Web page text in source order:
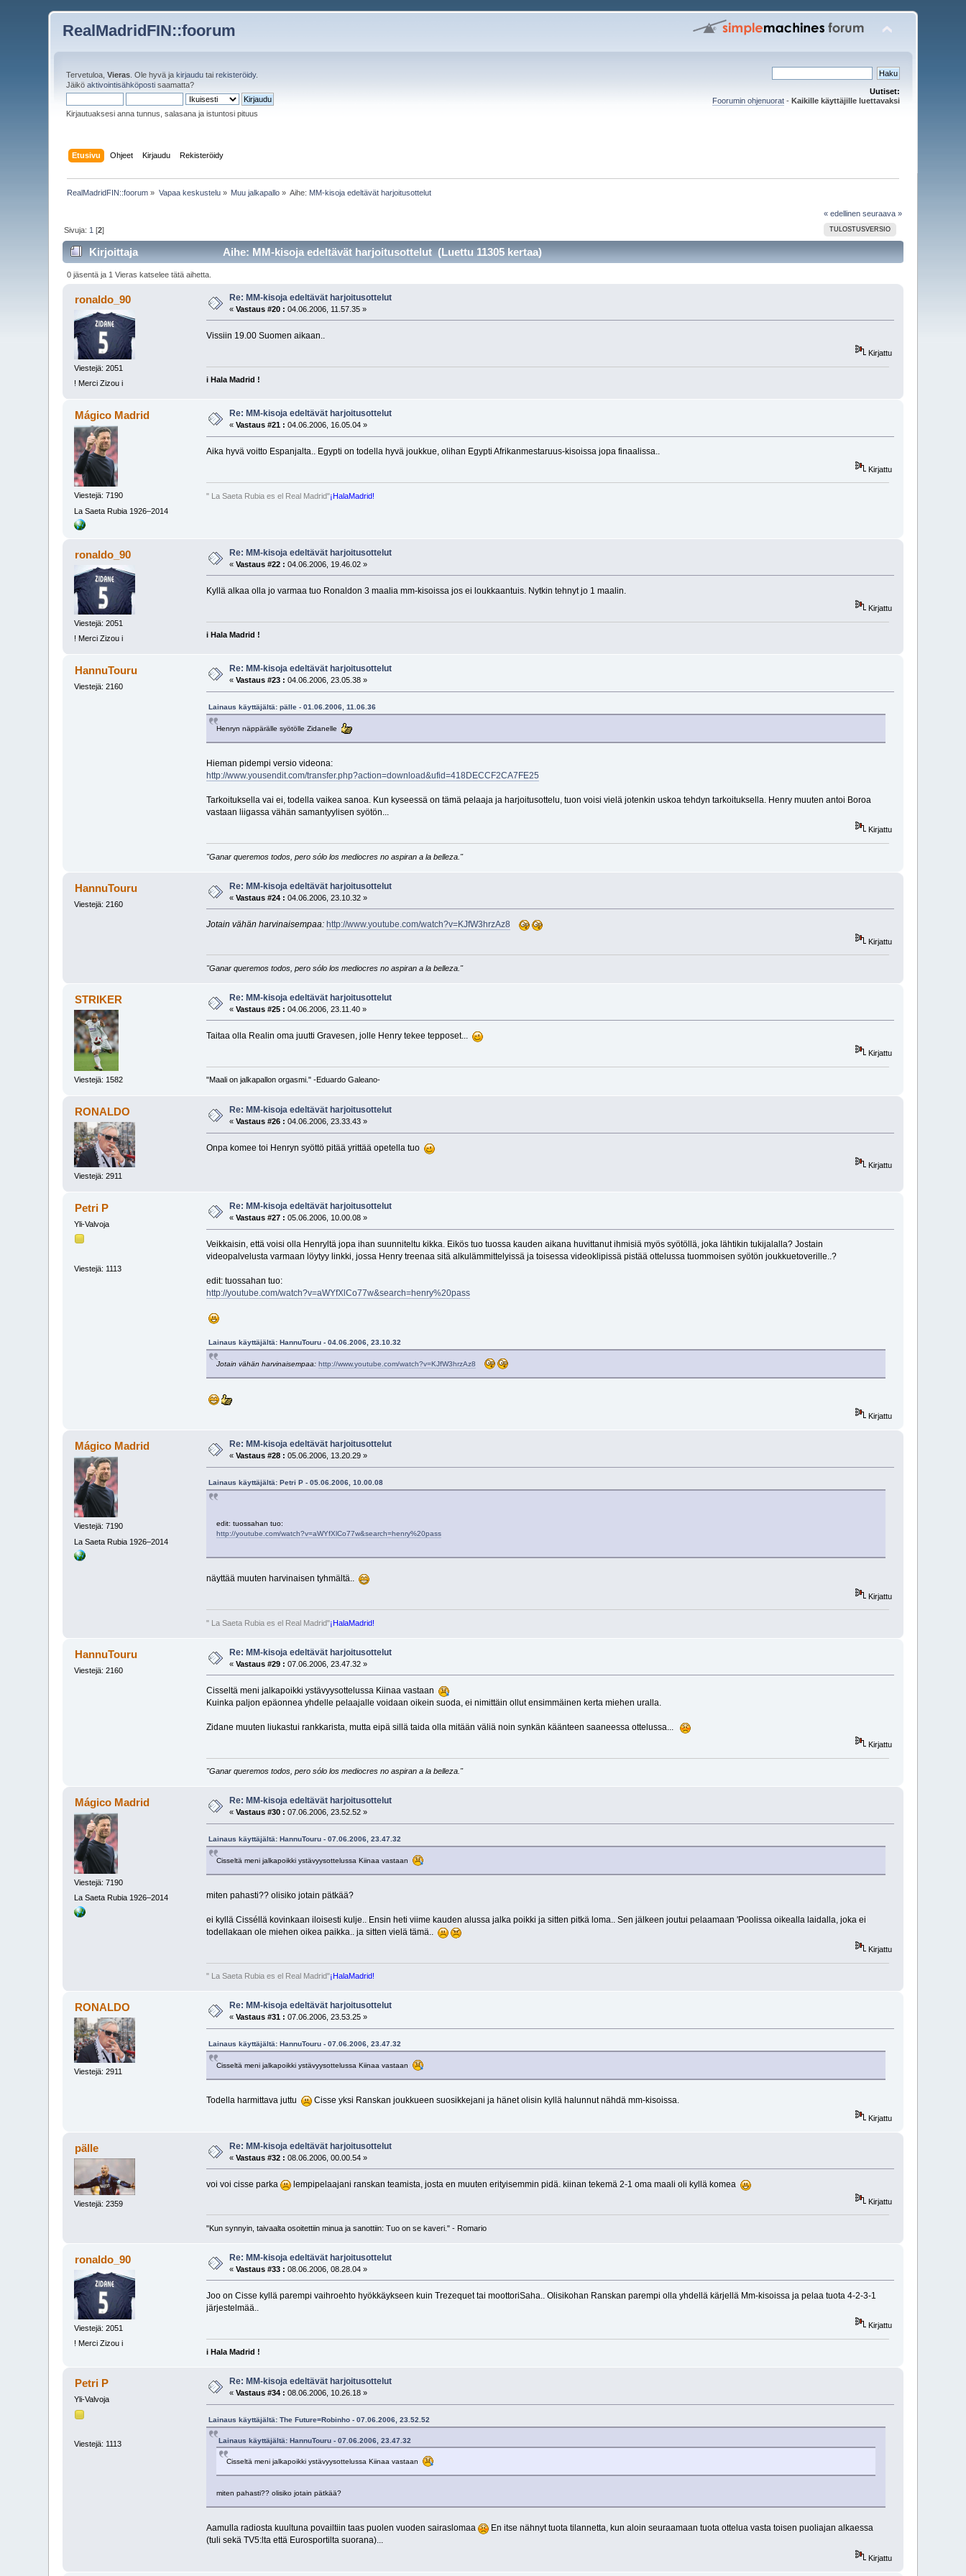
RealMadridFIN::foorum
Tervetuloa,Vieras . Ole hyvä jakirjaudu tairekisteröidy.
Jäiköaktivointisähköposti saamatta?
Kirjautuaksesi anna tunnus, salasana ja istuntosi pituus
Uutiset:
Foorumin ohjenuorat- Kaikille käyttäjille luettavaksi
Etusivu Ohjeet Kirjaudu Rekisteröidy
RealMadridFIN::foorum » Vapaa keskustelu» Muu jalkapallo » Aihe: MM-kisoja edeltävät harjoitusottelut
« edellinen seuraava »
TULOSTUSVERSIO
Sivuja: 1 [2]
Kirjoittaja Aihe: MM-kisoja edeltävät harjoitusottelut (Luettu 11305 kertaa)
0 jäsentä ja 1 Vieras katselee tätä aihetta.
ronaldo_90
Viestejä: 2051
! Merci Zizou i
Re: MM-kisoja edeltävät harjoitusottelut
«Vastaus #20 : 04.06.2006, 11.57.35 »
Vissiin 19.00 Suomen aikaan..
Kirjattu
i Hala Madrid !
Mágico Madrid
Viestejä: 7190
La Saeta Rubia 1926–2014
Re: MM-kisoja edeltävät harjoitusottelut
«Vastaus #21 : 04.06.2006, 16.05.04 »
Aika hyvä voitto Espanjalta.. Egypti on todella hyvä joukkue, olihan Egypti Afrikanmestaruus-kisoissa jopa finaalissa..
Kirjattu
" La Saeta Rubia es el Real Madrid"¡HalaMadrid!
ronaldo_90
Viestejä: 2051
! Merci Zizou i
Re: MM-kisoja edeltävät harjoitusottelut
«Vastaus #22 : 04.06.2006, 19.46.02 »
Kyllä alkaa olla jo varmaa tuo Ronaldon 3 maalia mm-kisoissa jos ei loukkaantuis. Nytkin tehnyt jo 1 maalin.
Kirjattu
i Hala Madrid !
HannuTouru
Viestejä: 2160
Re: MM-kisoja edeltävät harjoitusottelut
«Vastaus #23 : 04.06.2006, 23.05.38 »
Lainaus käyttäjältä: pälle - 01.06.2006, 11.06.36
Henryn näppärälle syötölle Zidanelle
Hieman pidempi versio videona:
http://www.yousendit.com/transfer.php?action=download&ufid=418DECCF2CA7FE25
Tarkoituksella vai ei, todella vaikea sanoa. Kun kyseessä on tämä pelaaja ja harjoitusottelu, tuon voisi vielä jotenkin uskoa tehdyn tarkoituksella. Henry muuten antoi Boroa
vastaan liigassa vähän samantyylisen syötön...
Kirjattu
"Ganar queremos todos, pero sólo los mediocres no aspiran a la belleza."
HannuTouru
Viestejä: 2160
Re: MM-kisoja edeltävät harjoitusottelut
«Vastaus #24 : 04.06.2006, 23.10.32 »
Jotain vähän harvinaisempaa: http://www.youtube.com/watch?v=KJfW3hrzAz8
Kirjattu
"Ganar queremos todos, pero sólo los mediocres no aspiran a la belleza."
STRIKER
Viestejä: 1582
Re: MM-kisoja edeltävät harjoitusottelut
«Vastaus #25 : 04.06.2006, 23.11.40 »
Taitaa olla Realin oma juutti Gravesen, jolle Henry tekee tepposet...
Kirjattu
"Maali on jalkapallon orgasmi." -Eduardo Galeano-
RONALDO
Viestejä: 2911
Re: MM-kisoja edeltävät harjoitusottelut
«Vastaus #26 : 04.06.2006, 23.33.43 »
Onpa komee toi Henryn syöttö pitää yrittää opetella tuo
Kirjattu
Petri P
Yli-Valvoja
Viestejä: 1113
Re: MM-kisoja edeltävät harjoitusottelut
«Vastaus #27 : 05.06.2006, 10.00.08 »
Veikkaisin, että voisi olla Henryltä jopa ihan suunniteltu kikka. Eikös tuo tuossa kauden aikana huvittanut ihmisiä myös syötöllä, joka lähtikin tukijalalla? Jostain
videopalvelusta varmaan löytyy linkki, jossa Henry treenaa sitä alkulämmittelyissä ja toisessa videoklipissä pistää ottelussa tuommoisen syötön joukkuetoverille..?
edit: tuossahan tuo:
http://youtube.com/watch?v=aWYfXlCo77w&search=henry%20pass
Lainaus käyttäjältä: HannuTouru - 04.06.2006, 23.10.32
Jotain vähän harvinaisempaa: http://www.youtube.com/watch?v=KJfW3hrzAz8
Kirjattu
Mágico Madrid
Viestejä: 7190
La Saeta Rubia 1926–2014
Re: MM-kisoja edeltävät harjoitusottelut
«Vastaus #28 : 05.06.2006, 13.20.29 »
Lainaus käyttäjältä: Petri P - 05.06.2006, 10.00.08
edit: tuossahan tuo:
http://youtube.com/watch?v=aWYfXlCo77w&search=henry%20pass
näyttää muuten harvinaisen tyhmältä..
Kirjattu
" La Saeta Rubia es el Real Madrid"¡HalaMadrid!
HannuTouru
Viestejä: 2160
Re: MM-kisoja edeltävät harjoitusottelut
«Vastaus #29 : 07.06.2006, 23.47.32 »
Cisseltä meni jalkapoikki ystävyysottelussa Kiinaa vastaan
Kuinka paljon epäonnea yhdelle pelaajalle voidaan oikein suoda, ei nimittäin ollut ensimmäinen kerta miehen uralla.
Zidane muuten liukastui rankkarista, mutta eipä sillä taida olla mitään väliä noin synkän käänteen saaneessa ottelussa...
Kirjattu
"Ganar queremos todos, pero sólo los mediocres no aspiran a la belleza."
Mágico Madrid
Viestejä: 7190
La Saeta Rubia 1926–2014
Re: MM-kisoja edeltävät harjoitusottelut
«Vastaus #30 : 07.06.2006, 23.52.52 »
Lainaus käyttäjältä: HannuTouru - 07.06.2006, 23.47.32
Cisseltä meni jalkapoikki ystävyysottelussa Kiinaa vastaan
miten pahasti?? olisiko jotain pätkää?
ei kyllä Cisséllä kovinkaan iloisesti kulje.. Ensin heti viime kauden alussa jalka poikki ja sitten pitkä loma.. Sen jälkeen joutui pelaamaan 'Poolissa oikealla laidalla, joka ei
todellakaan ole miehen oikea paikka.. ja sitten vielä tämä..
Kirjattu
" La Saeta Rubia es el Real Madrid"¡HalaMadrid!
RONALDO
Viestejä: 2911
Re: MM-kisoja edeltävät harjoitusottelut
«Vastaus #31 : 07.06.2006, 23.53.25 »
Lainaus käyttäjältä: HannuTouru - 07.06.2006, 23.47.32
Cisseltä meni jalkapoikki ystävyysottelussa Kiinaa vastaan
Todella harmittava juttu Cisse yksi Ranskan joukkueen suosikkejani ja hänet olisin kyllä halunnut nähdä mm-kisoissa.
Kirjattu
pälle
Viestejä: 2359
Re: MM-kisoja edeltävät harjoitusottelut
«Vastaus #32 : 08.06.2006, 00.00.54 »
voi voi cisse parka lempipelaajani ranskan teamista, josta en muuten erityisemmin pidä. kiinan tekemä 2-1 oma maali oli kyllä komea
Kirjattu
"Kun synnyin, taivaalta osoitettiin minua ja sanottiin: Tuo on se kaveri." - Romario
ronaldo_90
Viestejä: 2051
! Merci Zizou i
Re: MM-kisoja edeltävät harjoitusottelut
«Vastaus #33 : 08.06.2006, 08.28.04 »
Joo on Cisse kyllä parempi vaihroehto hyökkäykseen kuin Trezequet tai moottoriSaha.. Olisikohan Ranskan parempi olla yhdellä kärjellä Mm-kisoissa ja pelaa tuota 4-2-3-1
järjestelmää..
Kirjattu
i Hala Madrid !
Petri P
Yli-Valvoja
Viestejä: 1113
Re: MM-kisoja edeltävät harjoitusottelut
«Vastaus #34 : 08.06.2006, 10.26.18 »
Lainaus käyttäjältä: The Future=Robinho - 07.06.2006, 23.52.52
Lainaus käyttäjältä: HannuTouru - 07.06.2006, 23.47.32
Cisseltä meni jalkapoikki ystävyysottelussa Kiinaa vastaan
miten pahasti?? olisiko jotain pätkää?
Aamulla radiosta kuultuna povailtiin taas puolen vuoden sairaslomaa
En itse nähnyt tuota tilannetta, kun aloin seuraamaan tuota ottelua vasta toisen puoliajan alkaessa
(tuli sekä TV5:lta että Eurosportilta suorana)...
Kirjattu